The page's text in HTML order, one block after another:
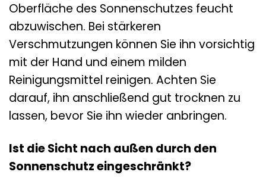
Oberfläche des Sonnenschutzes feucht
abzuwischen. Bei stärkeren
Verschmutzungen können Sie ihn vorsichtig
mit der Hand und einem milden
Reinigungsmittel reinigen. Achten Sie
darauf, ihn anschließend gut trocknen zu
lassen, bevor Sie ihn wieder anbringen.
Ist die Sicht nach außen durch den
Sonnenschutz eingeschränkt?